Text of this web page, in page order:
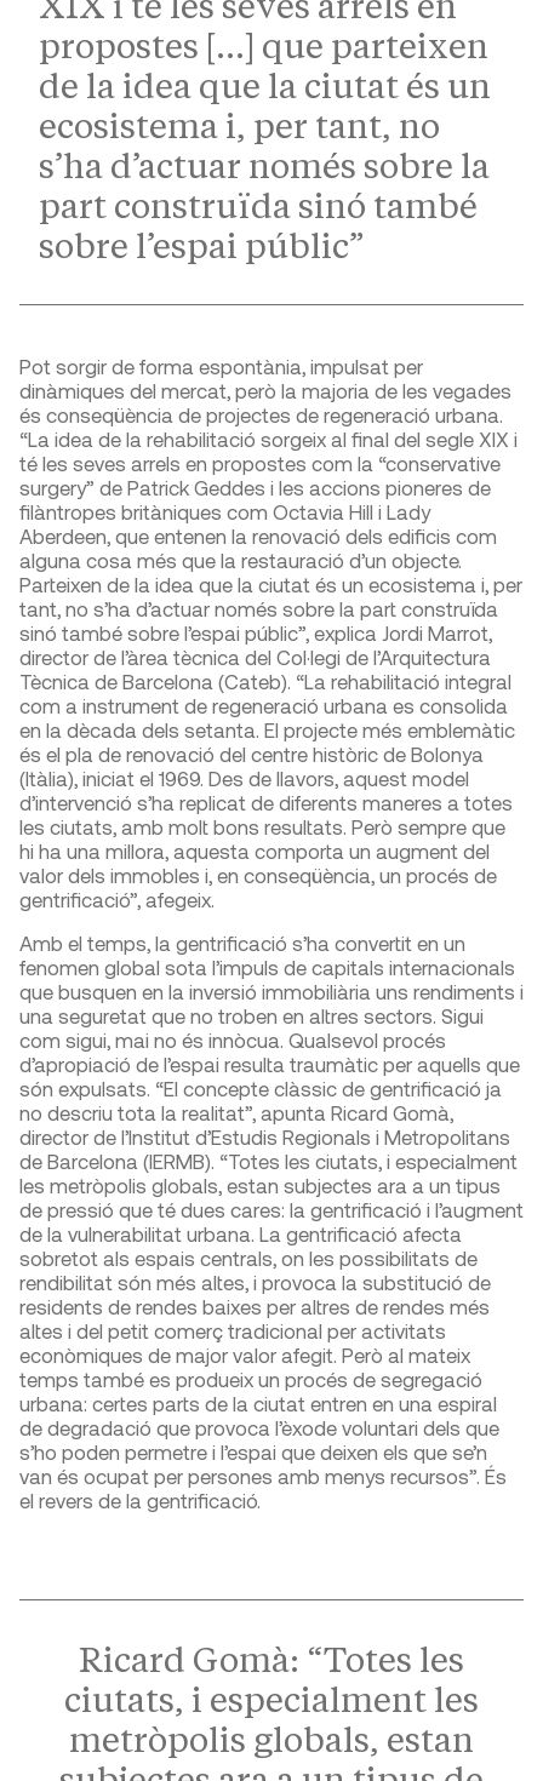
propostes […] que parteixen
de la idea que la ciutat és un
ecosistema i, per tant, no
s’ha d’actuar només sobre la
part construïda sinó també
sobre l’espai públic”
Pot sorgir de forma espontània, impulsat per
dinàmiques del mercat, però la majoria de les vegades
és conseqüència de projectes de regeneració urbana.
“La idea de la rehabilitació sorgeix al final del segle XIX i
té les seves arrels en propostes com la “conservative
surgery” de Patrick Geddes i les accions pioneres de
filàntropes britàniques com Octavia Hill i Lady
Aberdeen, que entenen la renovació dels edificis com
alguna cosa més que la restauració d’un objecte.
Parteixen de la idea que la ciutat és un ecosistema i, per
tant, no s’ha d’actuar només sobre la part construïda
sinó també sobre l’espai públic”, explica Jordi Marrot,
director de l’àrea tècnica del Col·legi de l’Arquitectura
Tècnica de Barcelona (Cateb). “La rehabilitació integral
com a instrument de regeneració urbana es consolida
en la dècada dels setanta. El projecte més emblemàtic
és el pla de renovació del centre històric de Bolonya
(Itàlia), iniciat el 1969. Des de llavors, aquest model
d’intervenció s’ha replicat de diferents maneres a totes
les ciutats, amb molt bons resultats. Però sempre que
hi ha una millora, aquesta comporta un augment del
valor dels immobles i, en conseqüència, un procés de
gentrificació”, afegeix.
Amb el temps, la gentrificació s’ha convertit en un
fenomen global sota l’impuls de capitals internacionals
que busquen en la inversió immobiliària uns rendiments i
una seguretat que no troben en altres sectors. Sigui
com sigui, mai no és innòcua. Qualsevol procés
d’apropiació de l’espai resulta traumàtic per aquells que
són expulsats. “El concepte clàssic de gentrificació ja
no descriu tota la realitat”, apunta Ricard Gomà,
director de l’Institut d’Estudis Regionals i Metropolitans
de Barcelona (IERMB). “Totes les ciutats, i especialment
les metròpolis globals, estan subjectes ara a un tipus
de pressió que té dues cares: la gentrificació i l’augment
de la vulnerabilitat urbana. La gentrificació afecta
sobretot als espais centrals, on les possibilitats de
rendibilitat són més altes, i provoca la substitució de
residents de rendes baixes per altres de rendes més
altes i del petit comerç tradicional per activitats
econòmiques de major valor afegit. Però al mateix
temps també es produeix un procés de segregació
urbana: certes parts de la ciutat entren en una espiral
de degradació que provoca l’èxode voluntari dels que
s’ho poden permetre i l’espai que deixen els que se’n
van és ocupat per persones amb menys recursos”. És
el revers de la gentrificació.
Ricard Gomà: “Totes les
ciutats, i especialment les
metròpolis globals, estan